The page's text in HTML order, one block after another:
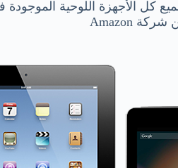
كل الأجهزة اللوحية